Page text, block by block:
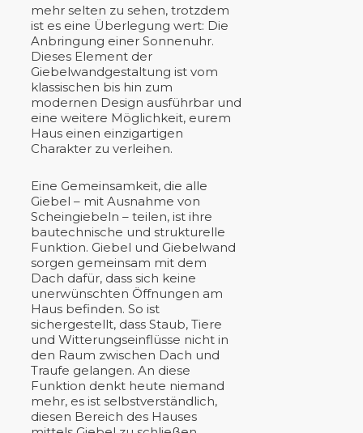
mehr selten zu sehen, trotzdem
ist es eine Überlegung wert: Die
Anbringung einer Sonnenuhr.
Dieses Element der
Giebelwandgestaltung ist vom
klassischen bis hin zum
modernen Design ausführbar und
eine weitere Möglichkeit, eurem
Haus einen einzigartigen
Charakter zu verleihen.
Eine Gemeinsamkeit, die alle
Giebel – mit Ausnahme von
Scheingiebeln – teilen, ist ihre
bautechnische und strukturelle
Funktion. Giebel und Giebelwand
sorgen gemeinsam mit dem
Dach dafür, dass sich keine
unerwünschten Öffnungen am
Haus befinden. So ist
sichergestellt, dass Staub, Tiere
und Witterungseinflüsse nicht in
den Raum zwischen Dach und
Traufe gelangen. An diese
Funktion denkt heute niemand
mehr, es ist selbstverständlich,
diesen Bereich des Hauses